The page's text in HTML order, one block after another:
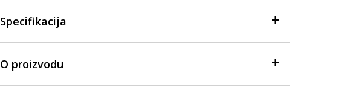
Specifikacija
O proizvodu